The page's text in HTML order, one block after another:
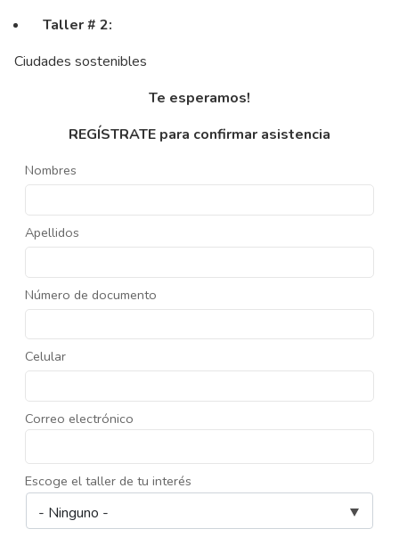
Nombres
Apellidos
Número de documento
Celular
Correo electrónico
Escoge el taller de tu interés
Taller # 2:
Ciudades sostenibles
Te esperamos!
REGÍSTRATE para confirmar asistencia